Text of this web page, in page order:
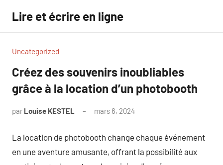
contenu
Lire et écrire en ligne
Uncategorized
Créez des souvenirs inoubliables
grâce à la location d’un photobooth
par Louise KESTEL mars 6, 2024
La location de photobooth change chaque événement
en une aventure amusante, offrant la possibilité aux